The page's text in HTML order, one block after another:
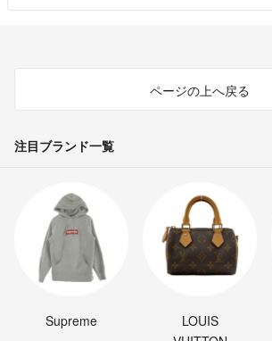
ページの上へ戻る
注目ブランド一覧
Supreme
LOUIS